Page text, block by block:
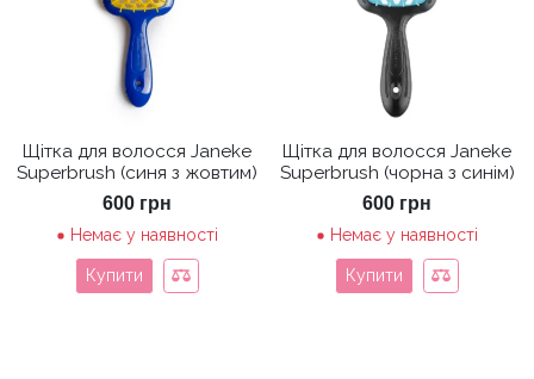
Щітка для волосся Janeke
Superbrush (синя з жовтим)
600 грн
Немає у наявності
Купити
Щітка для волосся Janeke
Superbrush (чорна з синім)
600 грн
Немає у наявності
Купити